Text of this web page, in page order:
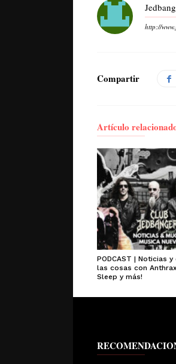
http://
Compartir
Artículo
PODCAST | Noticias
las cosas con
Sleep y más!